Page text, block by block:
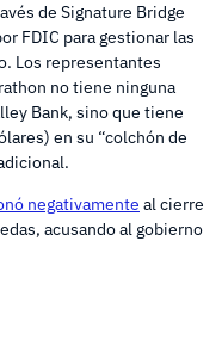
de Signature Bridge
FDIC para gestionar las
Los representantes
no tiene ninguna
Bank, sino que tiene
en su “colchón de
negativamente al cierre
acusando al gobierno